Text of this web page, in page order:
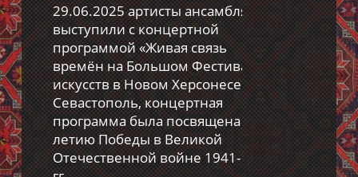
29.06.2025 артисты ансамбля
выступили с концертной
программой «Живая связь
времён на Большом Фестивале
искусств в Новом Херсонесе г.
Севастополь, концертная
программа была посвящена 80-
летию Победы в Великой
Отечественной войне 1941-1945